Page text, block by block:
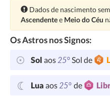
Atenção:
Dados de nascimento
Ascendentee Meio do Céu
Os Astros nos Signos:
Sol aos25°Sol de
Lua aos25° de